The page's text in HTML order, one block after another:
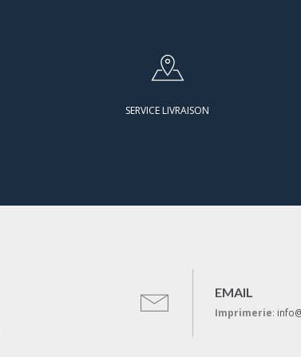
SERVICE LIVRAISON
EMAIL
Imprimerie: